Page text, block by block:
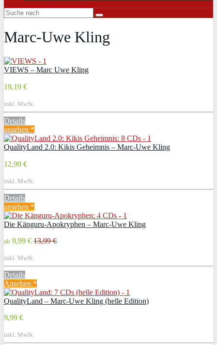
Marc-Uwe Kling
VIEWS – Marc Uwe Kling
19,19 €
inkl. MwSt.
Details
ansehen *
QualityLand 2.0: Kikis Geheimnis – Marc-Uwe Kling
12,99 €
inkl. MwSt.
Details
ansehen *
Die Känguru-Apokryphen – Marc-Uwe Kling
ab 9,99 € 13,99 €
inkl. MwSt.
Details
Ansehen *
QualityLand – Marc-Uwe Kling (helle Edition)
9,99 €
inkl. MwSt.